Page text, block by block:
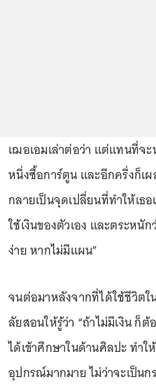
เฌอเอมเล่าต่อว่า แต่แทนที่จะ
หนึ่งซื้อการ์ตูน และอีกครึ่งก็เ
กลายเป็นจุดเปลี่ยนที่ทำให้เธ
ใช้เงินของตัวเอง และตระหนั
ง่าย หากไม่มีแผน”
จนต่อมาหลังจากที่ได้ใช้ชีวิตใ
ลัยสอนให้รู้ว่า “ถ้าไม่มีเงิน ก็ต้
ได้เข้าศึกษาในด้านศิลปะ ทำใ
อุปกรณ์มากมาย ไม่ว่าจะเป็น